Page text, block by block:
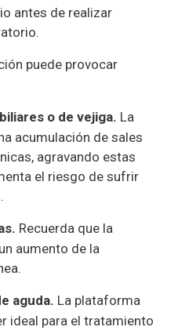
antes de realizar
puede provocar
o de vejiga. La
acumulación de sales
agravando estas
el riesgo de sufrir
Recuerda que la
aumento de la
aguda. La plataforma
ideal para el tratamiento